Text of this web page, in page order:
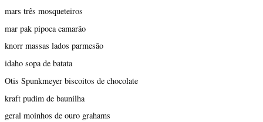
mars três mosqueteiros
mar pak pipoca camarão
knorr massas lados parmesão
idaho sopa de batata
Otis Spunkmeyer biscoitos de chocolate
kraft pudim de baunilha
geral moinhos de ouro grahams